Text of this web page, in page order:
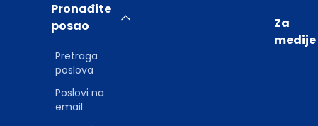
Pronađite
posao
Pretraga
poslova
Poslovi na
email
Za
medije